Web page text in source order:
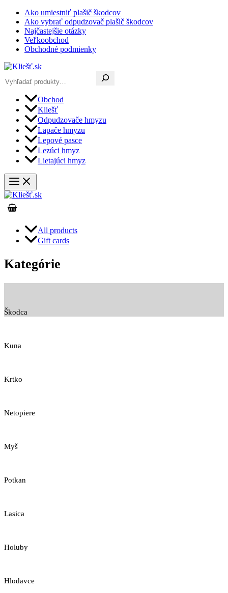
Preskočiť
obsah
Ako umiestniť plašič škodcov
Ako vybrať odpudzovač plašič škodcov
Najčastejšie otázky
Veľkoobchod
Obchodné podmienky
Obchod
Kliešť
Odpudzovače hmyzu
Lapače hmyzu
Lepové pasce
Lezúci hmyz
Lietajúci hmyz
All products
Gift cards
Kategórie
Škodca
Kuna
Krtko
Netopiere
Myš
Potkan
Lasica
Holuby
Hlodavce